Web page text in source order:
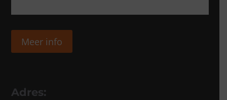
Meer info
Adres: